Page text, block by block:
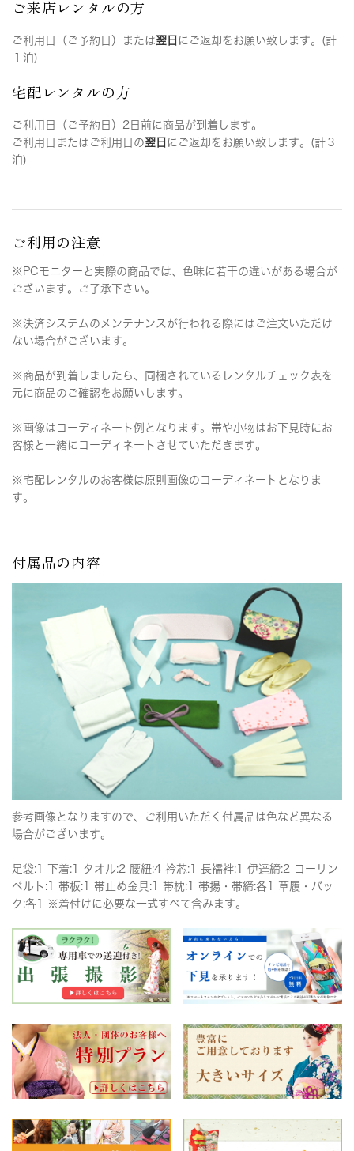
ご来店レンタルの方
ご利用日（ご予約日）または翌日 にご返却をお願い致します。(計
１泊)
宅配レンタルの方
ご利用日（ご予約日）2日前に商品が到着します。
ご利用日またはご利用日の翌日 にご返却をお願い致します。(計３
泊)
ご利用の注意
※PCモニターと実際の商品では、色味に若干の違いがある場合が
ございます。ご了承下さい。
※決済システムのメンテナンスが行われる際にはご注文いただけ
ない場合がございます。
※商品が到着しましたら、同梱されているレンタルチェック表を
元に商品のご確認をお願いします。
※画像はコーディネート例となります。帯や小物はお下見時にお
客様と一緒にコーディネートさせていただきます。
※宅配レンタルのお客様は原則画像のコーディネートとなりま
す。
付属品の内容
参考画像となりますので、ご利用いただく付属品は色など異なる
場合がございます。
足袋:1 下着:1 タオル:2 腰紐:4 衿芯:1 長襦袢:1 伊達締:2 コーリン
ベルト:1 帯板:1 帯止め金具:1 帯枕:1 帯揚・帯締:各1 草履・バッ
ク:各1 ※着付けに必要な一式すべて含みます。